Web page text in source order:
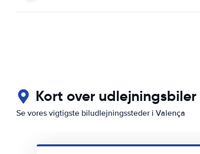
Kort over udlejningsbiler
Se vores vigtigste biludlejningssteder i Valença